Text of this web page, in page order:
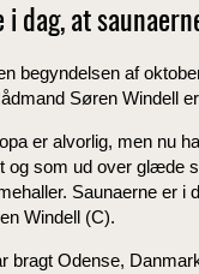
i dag, at
begyndelsen af
Søren Windell
er alvorlig, men nu
og som ud over glæde
Saunaerne er i
Windell (C).
bragt Odense,